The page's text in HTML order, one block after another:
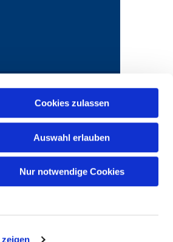
Cookies zulassen
Auswahl erlauben
Nur notwendige Cookies